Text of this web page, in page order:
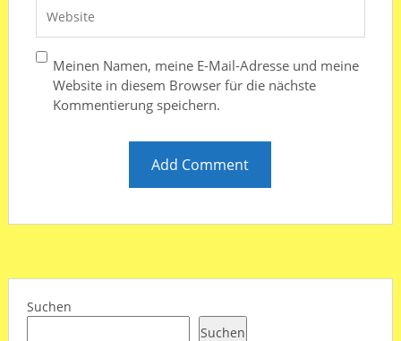
Meinen Namen, meine E-Mail-Adresse und meine
Website in diesem Browser für die nächste
Kommentierung speichern.
Suchen
Suchen